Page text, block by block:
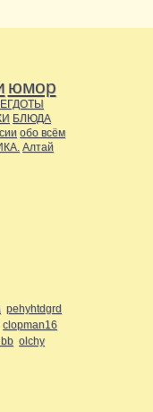
юмор
БЛЮДА
обо всём
Алтай
pehyhtdgrd
clopman16
olchy